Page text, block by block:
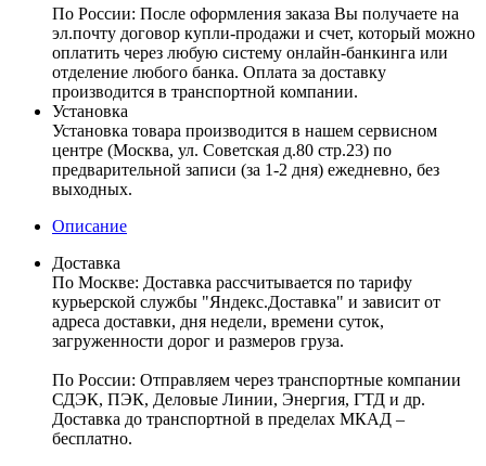
По России: После оформления заказа Вы получаете на
эл.почту договор купли-продажи и счет, который можно
оплатить через любую систему онлайн-банкинга или
отделение любого банка. Оплата за доставку
производится в транспортной компании.
Установка
Установка товара производится в нашем сервисном
центре (Москва, ул. Советская д.80 стр.23) по
предварительной записи (за 1-2 дня) ежедневно, без
выходных.
Описание
Доставка
По Москве: Доставка рассчитывается по тарифу
курьерской службы "Яндекс.Доставка" и зависит от
адреса доставки, дня недели, времени суток,
загруженности дорог и размеров груза.
По России: Отправляем через транспортные компании
СДЭК, ПЭК, Деловые Линии, Энергия, ГТД и др.
Доставка до транспортной в пределах МКАД –
бесплатно.